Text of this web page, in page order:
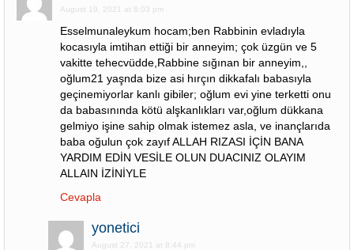
August 19, 2021 at 8:03 pm
Esselmunaleykum hocam;ben Rabbinin evladıyla
kocasıyla imtihan ettiği bir anneyim; çok üzgün ve 5
vakitte tehecvüdde,Rabbine sığınan bir anneyim,,
oğlum21 yaşnda bize asi hırçın dikkafalı babasıyla
geçinemiyorlar kanlı gibiler; oğlum evi yine terketti onu
da babasınında kötü alşkanlıkları var,oğlum dükkana
gelmiyo işine sahip olmak istemez asla, ve inançlarıda
baba oğulun çok zayıf ALLAH RIZASI İÇİN BANA
YARDIM EDİN VESİLE OLUN DUACINIZ OLAYIM
ALLAIN İZİNİYLE
Cevapla
yonetici
August 27, 2021 at 8:44 pm